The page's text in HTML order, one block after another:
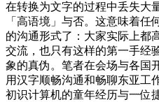
在转换为文字的过程中丢失大
「高语境」与否。这意味着
的沟通形式了：大家实际上都
交流，也只有这样的第一手经
象的真伪。笔者在会场与各国
用汉字顺畅沟通和畅聊东亚工
初识计算机的童年经历与一位